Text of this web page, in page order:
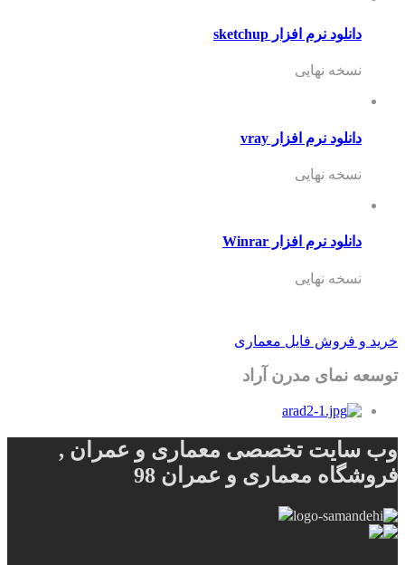
دانلود نرم افزار sketchup
نسخه نهایی
دانلود نرم افزار vray
نسخه نهایی
دانلود نرم افزار Winrar
نسخه نهایی
خرید و فروش فایل معماری
توسعه نمای مدرن آراد
وب سایت تخصصی معماری و عمران ,
فروشگاه معماری و عمران 98